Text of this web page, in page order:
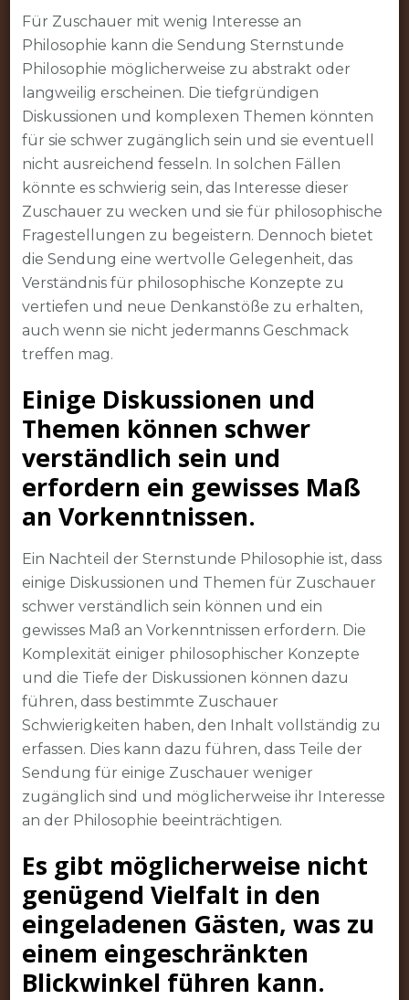
Für Zuschauer mit wenig Interesse an
Philosophie kann die Sendung Sternstunde
Philosophie möglicherweise zu abstrakt oder
langweilig erscheinen. Die tiefgründigen
Diskussionen und komplexen Themen könnten
für sie schwer zugänglich sein und sie eventuell
nicht ausreichend fesseln. In solchen Fällen
könnte es schwierig sein, das Interesse dieser
Zuschauer zu wecken und sie für philosophische
Fragestellungen zu begeistern. Dennoch bietet
die Sendung eine wertvolle Gelegenheit, das
Verständnis für philosophische Konzepte zu
vertiefen und neue Denkanstöße zu erhalten,
auch wenn sie nicht jedermanns Geschmack
treffen mag.
Einige Diskussionen und
Themen können schwer
verständlich sein und
erfordern ein gewisses Maß
an Vorkenntnissen.
Ein Nachteil der Sternstunde Philosophie ist, dass
einige Diskussionen und Themen für Zuschauer
schwer verständlich sein können und ein
gewisses Maß an Vorkenntnissen erfordern. Die
Komplexität einiger philosophischer Konzepte
und die Tiefe der Diskussionen können dazu
führen, dass bestimmte Zuschauer
Schwierigkeiten haben, den Inhalt vollständig zu
erfassen. Dies kann dazu führen, dass Teile der
Sendung für einige Zuschauer weniger
zugänglich sind und möglicherweise ihr Interesse
an der Philosophie beeinträchtigen.
Es gibt möglicherweise nicht
genügend Vielfalt in den
eingeladenen Gästen, was zu
einem eingeschränkten
Blickwinkel führen kann.